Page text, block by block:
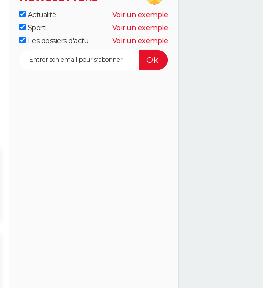
Actualité
Voir un exemple
Sport
Voir un exemple
Les dossiers d'actu
Voir un exemple